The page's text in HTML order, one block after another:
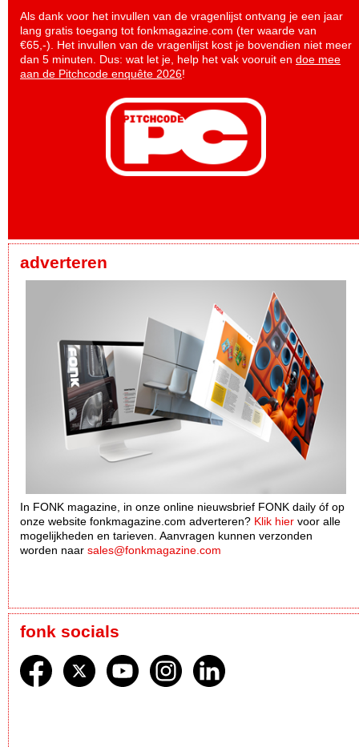
Als dank voor het invullen van de vragenlijst ontvang je een jaar
lang gratis toegang tot fonkmagazine.com (ter waarde van
€65,-). Het invullen van de vragenlijst kost je bovendien niet meer
dan 5 minuten. Dus: wat let je, help het vak vooruit en doe mee
aan de Pitchcode enquête 2026!
adverteren
In FONK magazine, in onze online nieuwsbrief FONK daily óf op
onze website fonkmagazine.com adverteren? Klik hier voor alle
mogelijkheden en tarieven. Aanvragen kunnen verzonden
worden naar sales@fonkmagazine.com
fonk socials